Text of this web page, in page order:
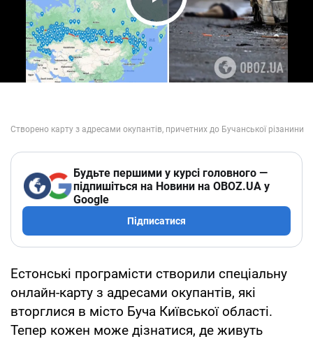
Play Video
Будьте першими у курсі головного —
підпишіться на Новини на OBOZ.UA у
Google
Підписатися
Естонські програмісти створили спеціальну
онлайн-карту з адресами окупантів, які
вторглися в місто Буча Київської області.
Тепер кожен може дізнатися, де живуть